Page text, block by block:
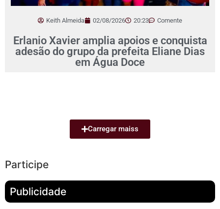
Keith Almeida 02/08/2026 20:23 Comente
Erlanio Xavier amplia apoios e conquista
adesão do grupo da prefeita Eliane Dias
em Água Doce
Carregar maiss
Participe
Publicidade